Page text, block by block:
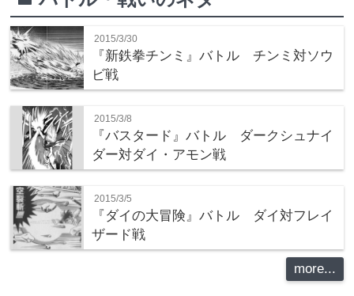
2015/3/30
『新鉄拳チンミ』バトル チンミ対ソウ
ビ戦
2015/3/8
『バスタード』バトル ダークシュナイ
ダー対ダイ・アモン戦
2015/3/5
『ダイの大冒険』バトル ダイ対フレイ
ザード戦
more...